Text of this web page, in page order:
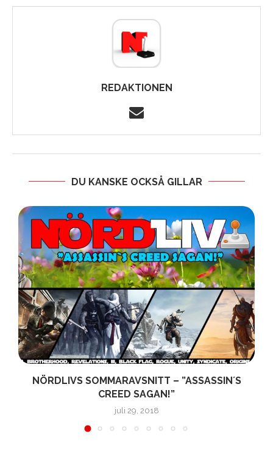
REDAKTIONEN
DU KANSKE OCKSÅ GILLAR
NÖRDLIVS SOMMARAVSNITT – ”ASSASSIN´S
CREED SAGAN!”
juli 29, 2018